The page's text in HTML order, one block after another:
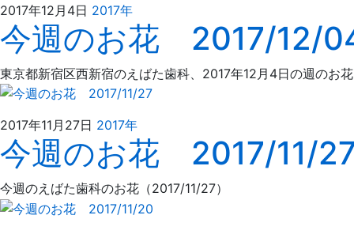
2017年12月4日 2017年2021
年
4
月
4
日
え
ば
た
歯
科
今週のお花 2017/12/
東京都新宿区西新宿のえばた歯科、2017年12月4日の週のお花
2017年11月27日 2017年2021
年
4
月
4
え
ば
た
歯
科
今週のお花 2017/11/27
今週のえばた歯科のお花（2017/11/27）